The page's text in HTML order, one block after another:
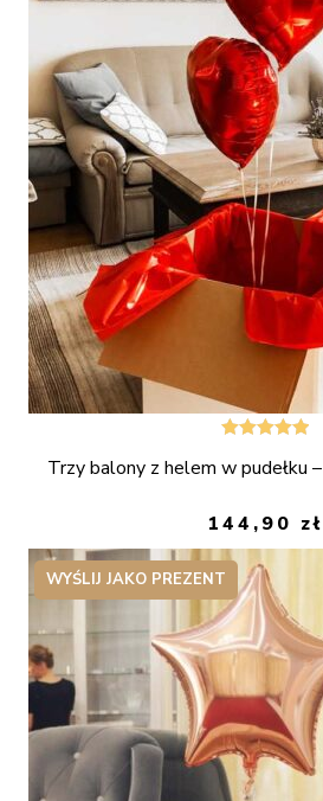
5.00na 5
Trzy balony z helem w pudełku
144,90 zł
WYŚLIJ JAKO PREZENT